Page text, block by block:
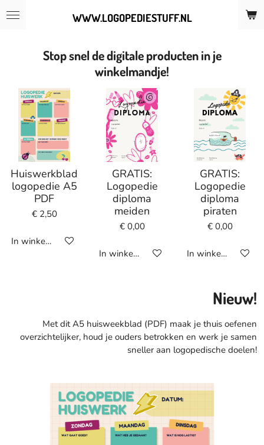
Ga
hoofdinhoud
WWW.LOGOPEDIESTUFF.NL
Stop snel de digitale producten in je
winkelmandje!
Huiswerkblad
logopedie A5
PDF
€ 2,50
In winkelwagen
GRATIS:
Logopedie
diploma
meiden
€ 0,00
In winkelwagen
GRATIS:
Logopedie
diploma
piraten
€ 0,00
In winkelwagen
Nieuw!
Met dit A5 huisweekblad (PDF) maak je thuis oefenen
overzichtelijker, houd je ouders betrokken en werk je samen
sneller aan logopedische doelen!